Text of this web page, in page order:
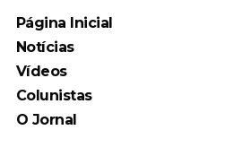
Página Inicial
Notícias
Vídeos
Colunistas
O Jornal